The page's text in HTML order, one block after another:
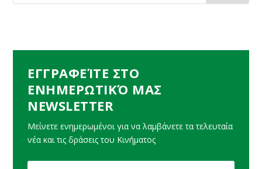
ΕΓΓΡΑΦΕΊΤΕ ΣΤΟ
ΕΝΗΜΕΡΩΤΙΚΌ ΜΑΣ
NEWSLETTER
Μείνετε ενημερωμένοι για να λαμβάνετε τα τελευταία
νέα και τις δράσεις του Κινήματος